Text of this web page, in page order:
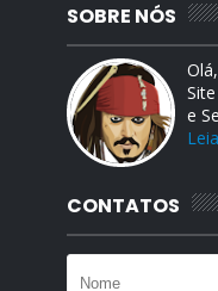
SOBRE NÓS
e
CONTATOS